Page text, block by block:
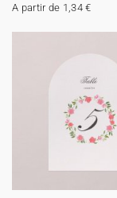
A partir de 1,34 €